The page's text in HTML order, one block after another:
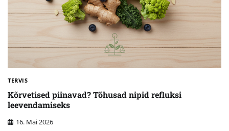
TERVIS
Kõrvetised piinavad? Tõhusad nipid refluksi
leevendamiseks
16. Mai 2026